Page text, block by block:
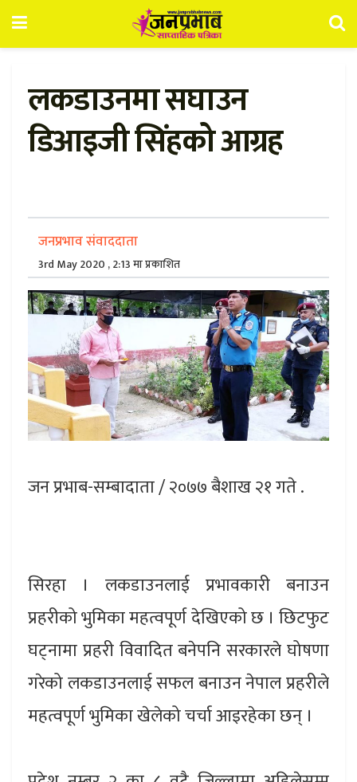
लकडाउनमा सघाउन
डिआइजी सिंहको आग्रह
जनप्रभाव संवाददाता
3rd May 2020 , 2:13 मा प्रकाशित
जन प्रभाब-सम्बादाता / २०७७ बैशाख २१ गते .
सिरहा । लकडाउनलाई प्रभावकारी बनाउन
प्रहरीको भुमिका महत्वपूर्ण देखिएको छ । छिटफुट
घट्नामा प्रहरी विवादित बनेपनि सरकारले घोषणा
गरेको लकडाउनलाई सफल बनाउन नेपाल प्रहरीले
महत्वपूर्ण भुमिका खेलेको चर्चा आइरहेका छन् ।